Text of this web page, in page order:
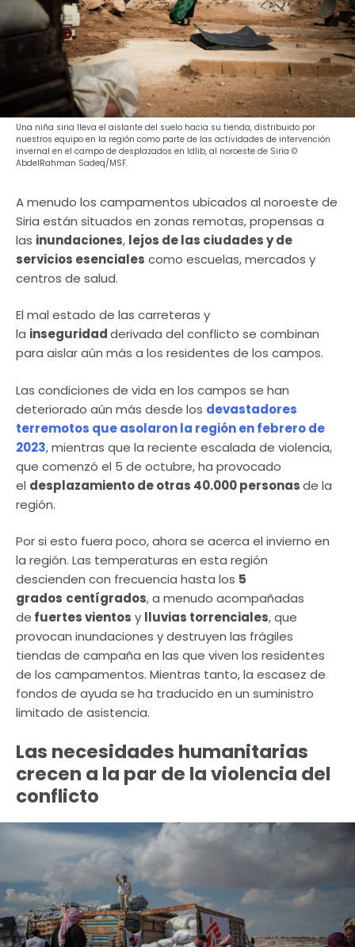
Una niña siria lleva el aislante del suelo hacia su tienda, distribuido por
nuestros equipo en la región como parte de las actividades de intervención
invernal en el campo de desplazados en Idlib, al noroeste de Siria ©
AbdelRahman Sadeq/MSF.
A menudo los campamentos ubicados al noroeste de
Siria están situados en zonas remotas, propensas a
las inundaciones, lejos de las ciudades y de
servicios esenciales como escuelas, mercados y
centros de salud.
El mal estado de las carreteras y
la inseguridadderivada del conflicto se combinan
para aislar aún más a los residentes de los campos.
Las condiciones de vida en los campos se han
deteriorado aún más desde los devastadores
terremotos que asolaron la región en febrero de
2023, mientras que la reciente escalada de violencia,
que comenzó el 5 de octubre, ha provocado
el desplazamiento de otras 40.000 personasde la
región.
Por si esto fuera poco, ahora se acerca el invierno en
la región. Las temperaturas en esta región
descienden con frecuencia hasta los 5
grados centígrados, a menudo acompañadas
de fuertes vientos y lluvias torrenciales, que
provocan inundaciones y destruyen las frágiles
tiendas de campaña en las que viven los residentes
de los campamentos. Mientras tanto, la escasez de
fondos de ayuda se ha traducido en un suministro
limitado de asistencia.
Las necesidades humanitarias
crecen a la par de la violencia del
conflicto